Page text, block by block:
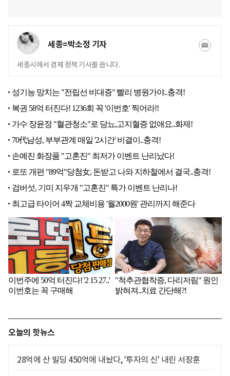
세종=박소정 기자
세종시에서 경제 정책 기사를 씁니다.
오늘의 핫뉴스
28억에 산 빌딩 450억에 내놨다, '투자의 신' 내린 서장훈